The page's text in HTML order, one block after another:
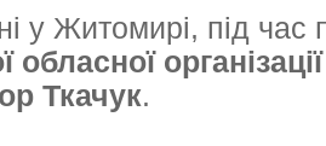
у Житомирі, під час
Ткачук.